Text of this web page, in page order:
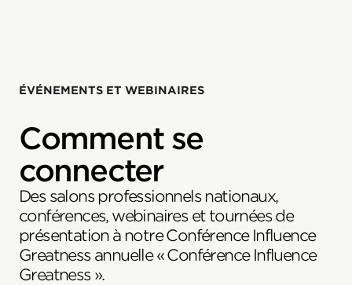
ÉVÉNEMENTS ET WEBINAIRES
Comment se
connecter
Des salons professionnels nationaux,
conférences, webinaires et tournées de
présentation à notre Conférence Influence
Greatness annuelle « Conférence Influence
Greatness ».